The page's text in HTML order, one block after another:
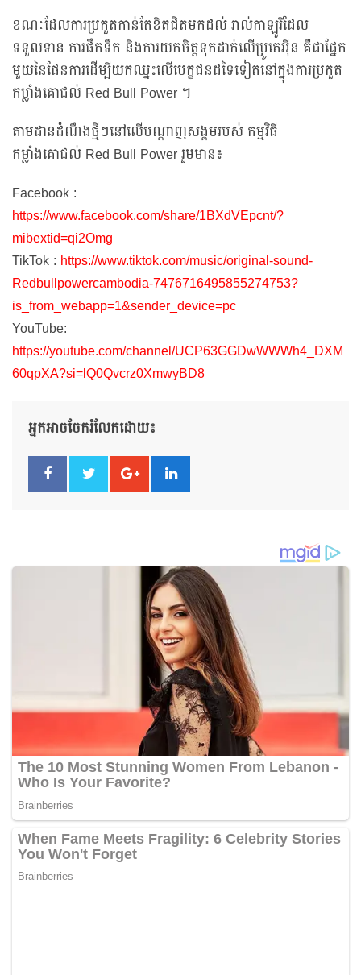
ខណៈដែលការប្រកួតកាន់តែខិតជិតមកដល់ រាល់កាឡូរីដែល
ទទួលទាន ការផឹកទឹក និងការយកចិត្តទុកដាក់លើប្រូតេអ៊ីន គឺជាផ្នែក
មួយនៃផែនការដើម្បីយកឈ្នះលើបេក្ខជនដទៃទៀតនៅក្នុងការប្រកួត
កម្លាំងគោជល់ Red Bull Power ។
តាមដានដំណឹងថ្មីៗនៅលើបណ្ដាញសង្គមរបស់ កម្មវិធី
កម្លាំងគោជល់ Red Bull Power រួមមាន៖
Facebook :
https://www.facebook.com/share/1BXdVEpcnt/?
mibextid=qi2Omg
TikTok : https://www.tiktok.com/music/original-sound-
Redbullpowercambodia-7476716495855274753?
is_from_webapp=1&sender_device=pc
YouTube:
https://youtube.com/channel/UCP63GGDwWWWh4_DXM
60qpXA?si=lQ0Qvcrz0XmwyBD8
អ្នកអាចចែករំលែកដោយ៖